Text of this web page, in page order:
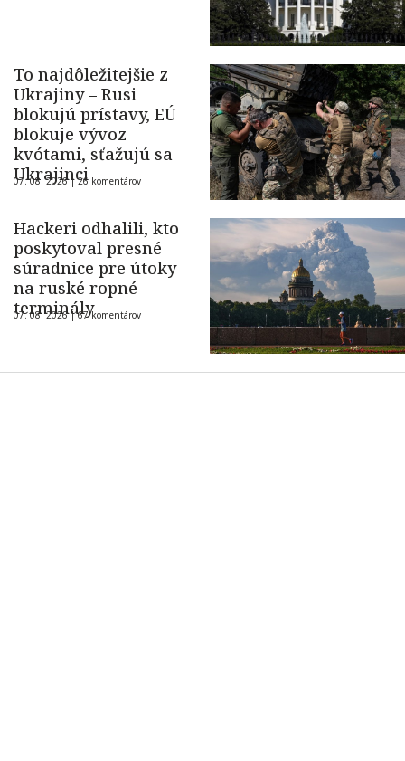
To najdôležitejšie z
Ukrajiny – Rusi
blokujú prístavy, EÚ
blokuje vývoz
kvótami, sťažujú sa
Ukrajinci
07. 08. 2026 |26 komentárov
Hackeri odhalili, kto
poskytoval presné
súradnice pre útoky
na ruské ropné
terminály
07. 08. 2026 |67 komentárov